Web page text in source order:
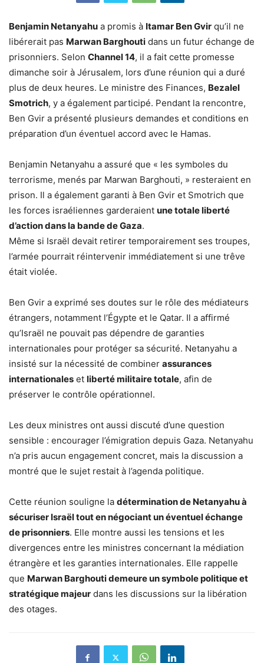
Benjamin Netanyahu a promis à Itamar Ben Gvir qu’il ne
libérerait pas Marwan Barghouti dans un futur échange de
prisonniers. Selon Channel 14, il a fait cette promesse
dimanche soir à Jérusalem, lors d’une réunion qui a duré
plus de deux heures. Le ministre des Finances, Bezalel
Smotrich, y a également participé. Pendant la rencontre,
Ben Gvir a présenté plusieurs demandes et conditions en
préparation d’un éventuel accord avec le Hamas.
Benjamin Netanyahu a assuré que « les symboles du
terrorisme, menés par Marwan Barghouti, » resteraient en
prison. Il a également garanti à Ben Gvir et Smotrich que
les forces israéliennes garderaient une totale liberté
d’action dans la bande de Gaza.
Même si Israël devait retirer temporairement ses troupes,
l’armée pourrait réintervenir immédiatement si une trêve
était violée.
Ben Gvir a exprimé ses doutes sur le rôle des médiateurs
étrangers, notamment l’Égypte et le Qatar. Il a affirmé
qu’Israël ne pouvait pas dépendre de garanties
internationales pour protéger sa sécurité. Netanyahu a
insisté sur la nécessité de combiner assurances
internationales et liberté militaire totale, afin de
préserver le contrôle opérationnel.
Les deux ministres ont aussi discuté d’une question
sensible : encourager l’émigration depuis Gaza. Netanyahu
n’a pris aucun engagement concret, mais la discussion a
montré que le sujet restait à l’agenda politique.
Cette réunion souligne la détermination de Netanyahu à
sécuriser Israël tout en négociant un éventuel échange
de prisonniers. Elle montre aussi les tensions et les
divergences entre les ministres concernant la médiation
étrangère et les garanties internationales. Elle rappelle
que Marwan Barghouti demeure un symbole politique et
stratégique majeur dans les discussions sur la libération
des otages.